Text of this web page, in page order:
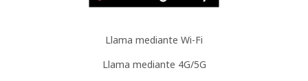
Llama mediante Wi-Fi
Llama mediante 4G/5G